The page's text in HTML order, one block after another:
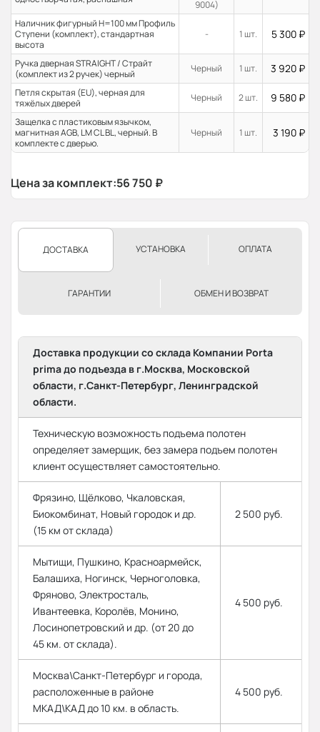
9004)
Наличник фигурный H=100 мм Профиль
Ступени (комплект), стандартная
высота
- 1 шт. 5 300 ₽
Ручка дверная STRAIGHT / Страйт
(комплект из 2 ручек) черный
Черный 1 шт. 3 920 ₽
Петля скрытая (EU), черная для
тяжёлых дверей
Черный 2 шт. 9 580 ₽
Защелка с пластиковым язычком,
магнитная AGB, LM CL BL, черный. В
комплекте с дверью.
Черный 1 шт. 3 190 ₽
Цена за комплект:56 750 ₽
ДОСТАВКА УСТАНОВКА ОПЛАТА
ГАРАНТИИ ОБМЕН И ВОЗВРАТ
Доставка продукции со склада Компании Porta
prima до подъезда в г.Москва, Московской
области, г.Санкт-Петербург, Ленинградской
области.
Техническую возможность подъема полотен
определяет замерщик, без замера подъем полотен
клиент осуществляет самостоятельно.
Фрязино, Щёлково, Чкаловская,
Биокомбинат, Новый городок и др.
(15 км от склада)
2 500 руб.
Мытищи, Пушкино, Красноармейск,
Балашиха, Ногинск, Черноголовка,
Фряново, Электросталь,
Ивантеевка, Королёв, Монино,
Лосинопетровский и др. (от 20 до
45 км. от склада).
4 500 руб.
Москва\Санкт-Петербург и города,
расположенные в районе
МКАД\КАД до 10 км. в область.
4 500 руб.